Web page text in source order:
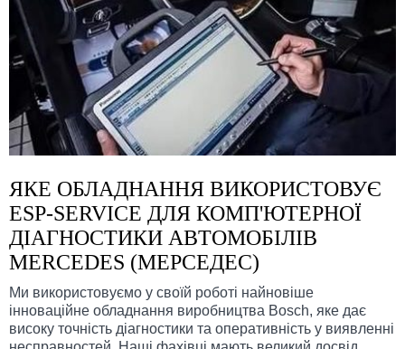
ЯКЕ ОБЛАДНАННЯ ВИКОРИСТОВУЄ
ESP-SERVICE ДЛЯ КОМП'ЮТЕРНОЇ
ДІАГНОСТИКИ АВТОМОБІЛІВ
MERCEDES (МЕРСЕДЕС)
Ми використовуємо у своїй роботі найновіше
інноваційне обладнання виробництва Bosch, яке дає
високу точність діагностики та оперативність у виявленні